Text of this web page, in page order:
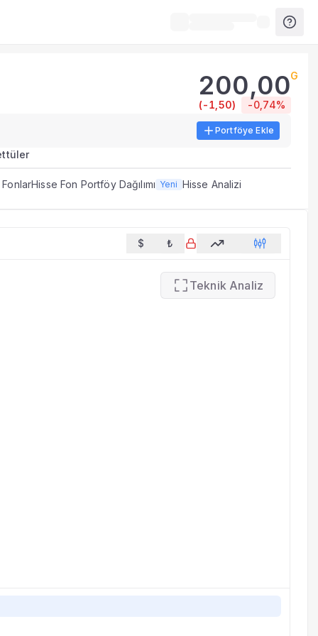
ve özet rapor.
veri ve göstergeleri bir arada sunar.
200,00G
(-1,50) -0,74%
Portföye Ekle
FonlarHisse Fon Portföy Dağılımı Yeni Hisse Analizi
$ ₺
Teknik Analiz